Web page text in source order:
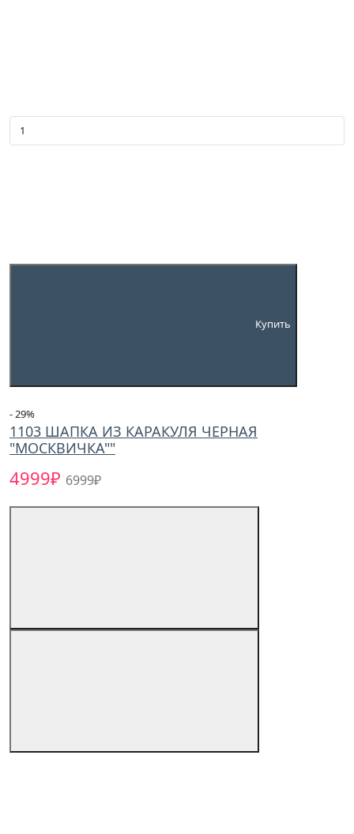
Купить
- 29%
1103 ШАПКА ИЗ КАРАКУЛЯ ЧЕРНАЯ
"МОСКВИЧКА""
4999₽ 6999₽